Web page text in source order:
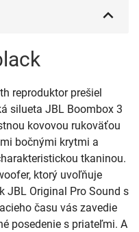
reproduktor prešiel
silueta JBL Boombox 3
kovovou rukoväťou
bočnými krytmi a
tkaninou.
ktorý uvoľňuje
JBL Original Pro Sound s
času vás zavedie
posedenie s priateľmi. A